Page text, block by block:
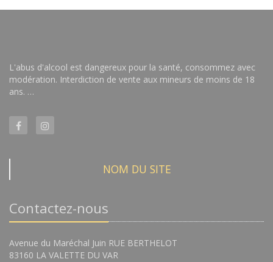
L'abus d'alcool est dangereux pour la santé, consommez avec
modération. Interdiction de vente aux mineurs de moins de 18
ans. …
NOM DU SITE
Contactez-nous
Avenue du Maréchal Juin RUE BERTHELOT
83160 LA VALETTE DU VAR